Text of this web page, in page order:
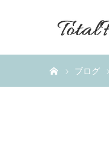
ブログ